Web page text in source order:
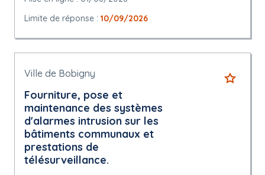
Limite de réponse : 10/09/2026
Ville de Bobigny
Fourniture, pose et
maintenance des systèmes
d'alarmes intrusion sur les
bâtiments communaux et
prestations de
télésurveillance.